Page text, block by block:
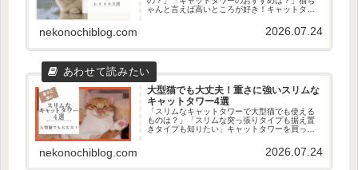
ゃんと言えば高いところが好き！キャットタワ
を買えばいいか迷いますよね…ただ、コツさえ
押さえれば、猫ちゃんにピッタリの...
nekonochiblog.com 2026.07.24
大型猫でも大丈夫！重さに強いスリムな
キャットタワー4選
「スリムなキャットタワーで大型猫でも使える
ものは？」「スリムな突っ張りタイプも据え置
きタイプも知りたい」キャットタワーを買って
重が6kg以上ってなかなかないんですよね…です
nekonochiblog.com 2026.07.24